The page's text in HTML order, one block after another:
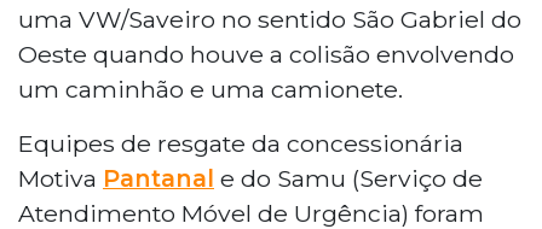
VW/Saveiro quando colidiu com um
caminhão e uma camionete. Socorrido
com vida, ele não resistiu aos ferimentos
motorista da camionete também ficou
ferido. PRF e Polícia Civil investigam o
caso.
uma VW/Saveiro no sentido São Gabriel do
Oeste quando houve a colisão envolvendo
um caminhão e uma camionete.
Equipes de resgate da concessionária
Motiva Pantanal e do Samu (Serviço de
Atendimento Móvel de Urgência) foram